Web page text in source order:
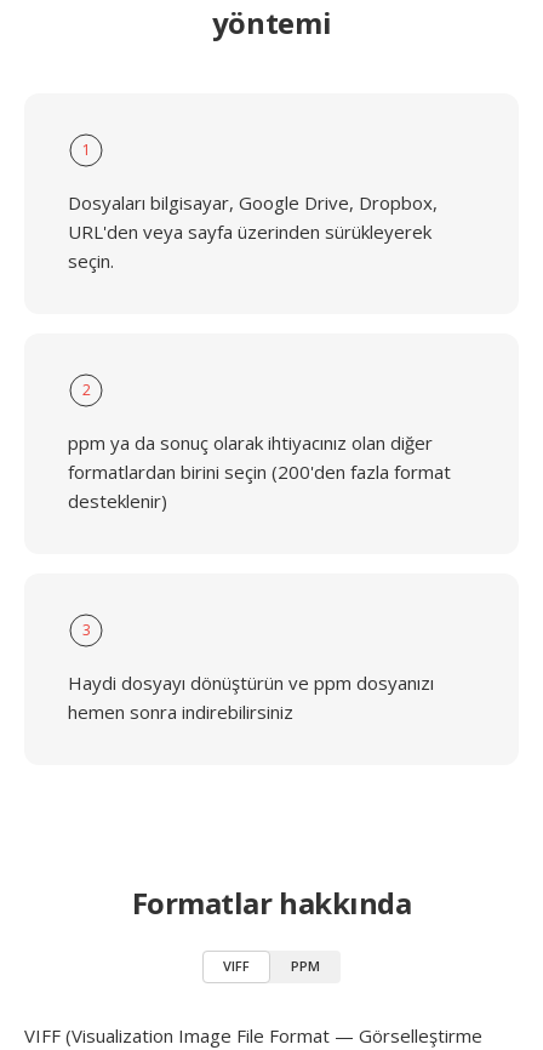
yöntemi
1
Dosyaları bilgisayar, Google Drive, Dropbox,
URL'den veya sayfa üzerinden sürükleyerek
seçin.
2
ppm ya da sonuç olarak ihtiyacınız olan diğer
formatlardan birini seçin (200'den fazla format
desteklenir)
3
Haydi dosyayı dönüştürün ve ppm dosyanızı
hemen sonra indirebilirsiniz
Formatlar hakkında
VIFF PPM
VIFF (Visualization Image File Format — Görselleştirme